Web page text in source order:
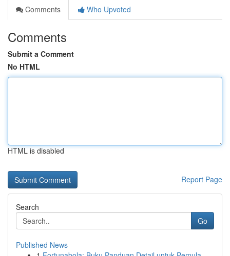
Comments
Who Upvoted
Comments
Submit a Comment
No HTML
HTML is disabled
Report Page
Search
Go
Published News